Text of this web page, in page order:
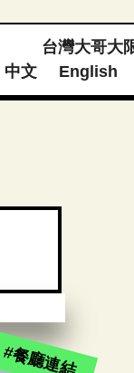
台灣大哥大
中文
English
#餐廳連結